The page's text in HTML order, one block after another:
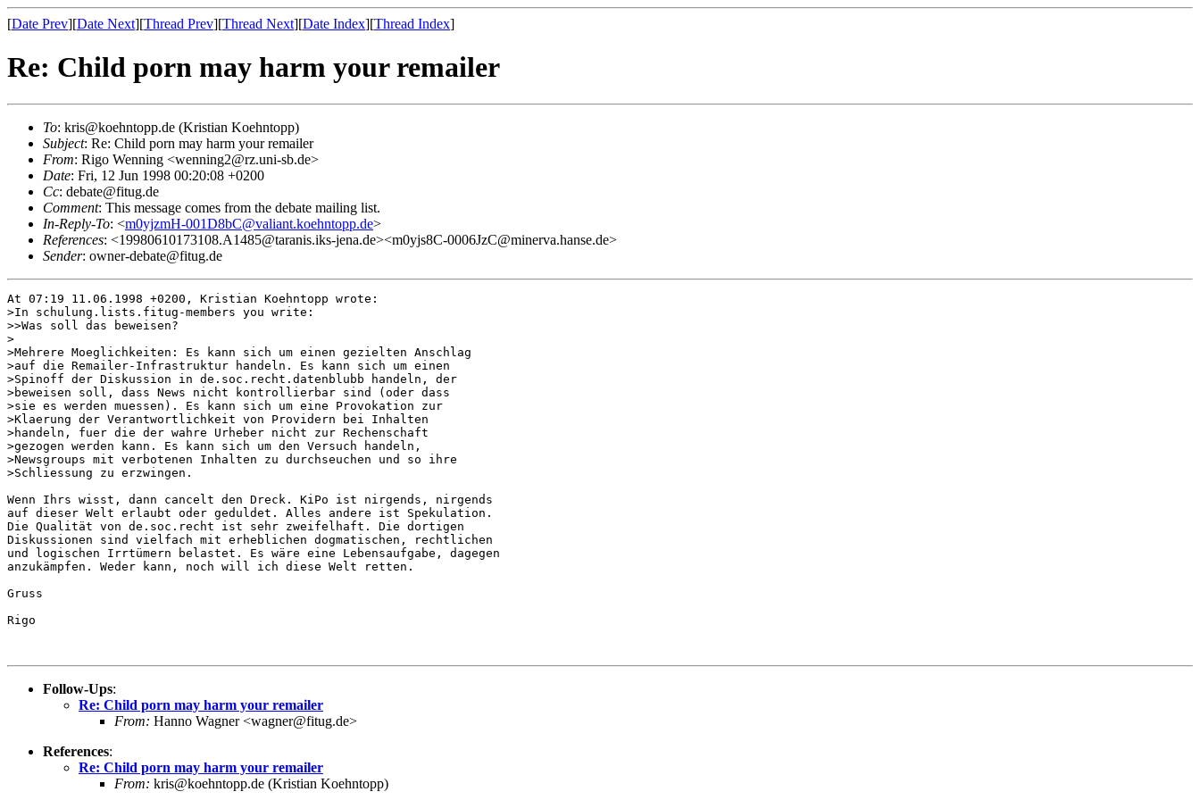
[Date Prev][Date Next][Thread Prev][Thread Next][Date Index][Thread Index]
Re: Child porn may harm your remailer
To: kris@koehntopp.de (Kristian Koehntopp)
Subject: Re: Child porn may harm your remailer
From: Rigo Wenning <wenning2@rz.uni-sb.de>
Date: Fri, 12 Jun 1998 00:20:08 +0200
Cc: debate@fitug.de
Comment: This message comes from the debate mailing list.
In-Reply-To: <m0yjzmH-001D8bC@valiant.koehntopp.de>
References: <19980610173108.A1485@taranis.iks-jena.de><m0yjs8C-0006JzC@minerva.hanse.de>
Sender: owner-debate@fitug.de
At 07:19 11.06.1998 +0200, Kristian Koehntopp wrote:
>In schulung.lists.fitug-members you write:
>>Was soll das beweisen?
>
>Mehrere Moeglichkeiten: Es kann sich um einen gezielten Anschlag
>auf die Remailer-Infrastruktur handeln. Es kann sich um einen
>Spinoff der Diskussion in de.soc.recht.datenblubb handeln, der
>beweisen soll, dass News nicht kontrollierbar sind (oder dass
>sie es werden muessen). Es kann sich um eine Provokation zur
>Klaerung der Verantwortlichkeit von Providern bei Inhalten
>handeln, fuer die der wahre Urheber nicht zur Rechenschaft
>gezogen werden kann. Es kann sich um den Versuch handeln,
>Newsgroups mit verbotenen Inhalten zu durchseuchen und so ihre
>Schliessung zu erzwingen.
Wenn Ihrs wisst, dann cancelt den Dreck. KiPo ist nirgends, nirgends
auf dieser Welt erlaubt oder geduldet. Alles andere ist Spekulation.
Die Qualität von de.soc.recht ist sehr zweifelhaft. Die dortigen
Diskussionen sind vielfach mit erheblichen dogmatischen, rechtlichen
und logischen Irrtümern belastet. Es wäre eine Lebensaufgabe, dagegen
anzukämpfen. Weder kann, noch will ich diese Welt retten.
Gruss
Rigo
Follow-Ups:
Re: Child porn may harm your remailer
From: Hanno Wagner <wagner@fitug.de>
References:
Re: Child porn may harm your remailer
From: kris@koehntopp.de (Kristian Koehntopp)